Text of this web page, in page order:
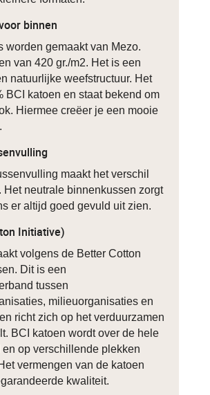
binnen
worden gemaakt van Mezo.
van 420 gr./m2. Het is een
natuurlijke weefstructuur. Het
BCI katoen en staat bekend om
Hiermee creëer je een mooie
maakt het verschil
Het neutrale binnenkussen zorgt
er altijd goed gevuld uit zien.
Initiative)
volgens de Better Cotton
Dit is een
tussen
milieuorganisaties en
richt zich op het verduurzamen
BCI katoen wordt over de hele
op verschillende plekken
vermengen van de katoen
kwaliteit.